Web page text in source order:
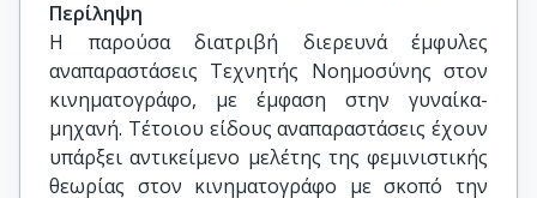
Περίληψη
Η παρούσα διατριβή διερευνά έμφυλες
αναπαραστάσεις Τεχνητής Νοημοσύνης στον
κινηματογράφο, με έμφαση στην γυναίκα-
μηχανή. Τέτοιου είδους αναπαραστάσεις έχουν
υπάρξει αντικείμενο μελέτης της φεμινιστικής
θεωρίας στον κινηματογράφο με σκοπό την